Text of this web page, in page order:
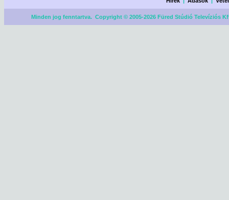
Minden jog fenntartva. Copyright © 2005-2026 Füred Stúdió Televíziós